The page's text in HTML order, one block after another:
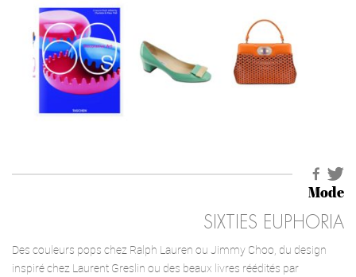
Mode
SIXTIES EUPHORIA
Des couleurs pops chez Ralph Lauren ou Jimmy Choo, du design
inspiré chez Laurent Greslin ou des beaux livres réédités par